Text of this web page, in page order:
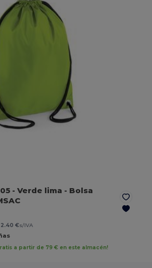
- Verde lima - Bolsa
2.40 €s/IVA
a partir de 79 € en este almacén!